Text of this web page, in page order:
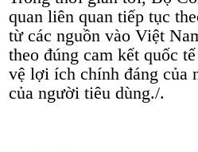
quan liên quan tiếp tục
từ các nguồn vào Việt
theo đúng cam kết quốc
vệ lợi ích chính đáng của
của người tiêu dùng./.